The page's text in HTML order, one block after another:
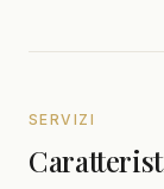
SERVIZI